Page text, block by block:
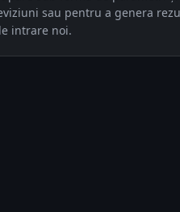
sau pentru a genera
intrare noi.